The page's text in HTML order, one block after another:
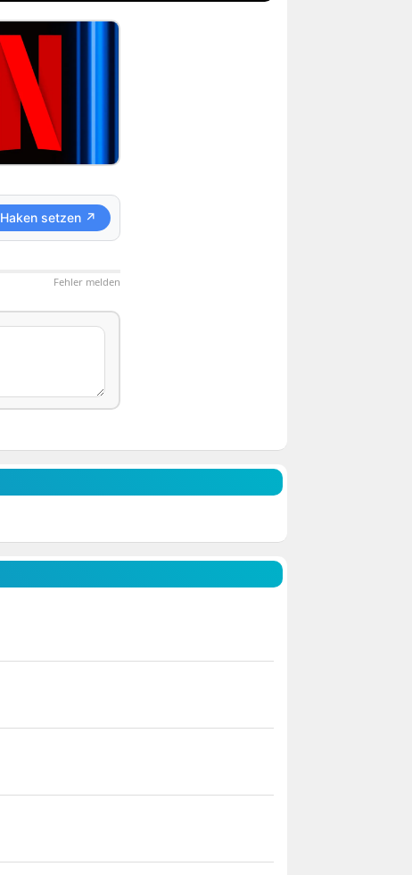
Haken setzen ↗
Fehler melden